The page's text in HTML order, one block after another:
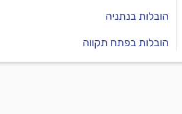
הובלות בנתניה
הובלות בפתח תקווה